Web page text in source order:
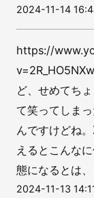
2024-11-14
https://
ど、せめてち
て笑ってしま
んですけどね
えるとこんな
態になるとは
2024-11-13